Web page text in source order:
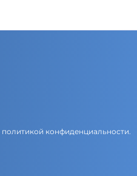
политикой конфиденциальности.